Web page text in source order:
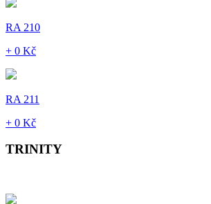
RA 210
+ 0 Kč
RA 211
+ 0 Kč
TRINITY